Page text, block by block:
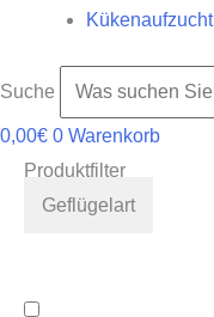
Kükenaufzucht
Suche
0,00€ 0 Warenkorb
Produktfilter
Geflügelart